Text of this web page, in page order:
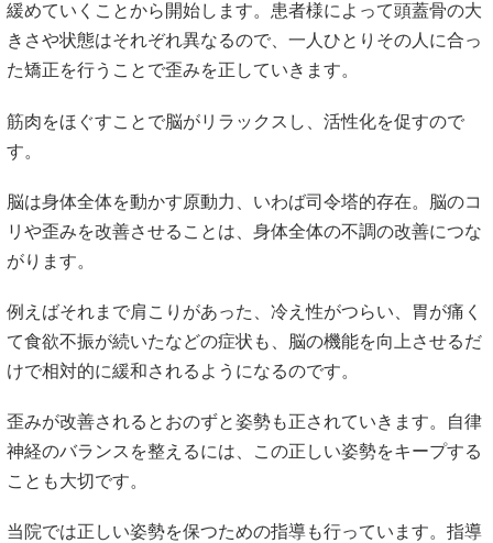
緩めていくことから開始します。患者様によって頭蓋骨の大
きさや状態はそれぞれ異なるので、一人ひとりその人に合っ
た矯正を行うことで歪みを正していきます。
筋肉をほぐすことで脳がリラックスし、活性化を促すので
す。
脳は身体全体を動かす原動力、いわば司令塔的存在。脳のコ
リや歪みを改善させることは、身体全体の不調の改善につな
がります。
例えばそれまで肩こりがあった、冷え性がつらい、胃が痛く
て食欲不振が続いたなどの症状も、脳の機能を向上させるだ
けで相対的に緩和されるようになるのです。
歪みが改善されるとおのずと姿勢も正されていきます。自律
神経のバランスを整えるには、この正しい姿勢をキープする
ことも大切です。
当院では正しい姿勢を保つための指導も行っています。指導